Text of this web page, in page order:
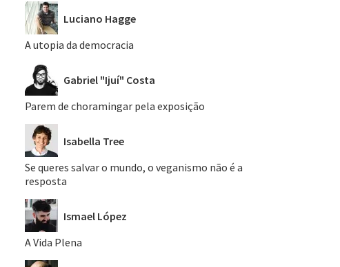
Luciano Hagge
A utopia da democracia
Gabriel "Ijuí" Costa
Parem de choramingar pela exposição
Isabella Tree
Se queres salvar o mundo, o veganismo não é a
resposta
Ismael López
A Vida Plena